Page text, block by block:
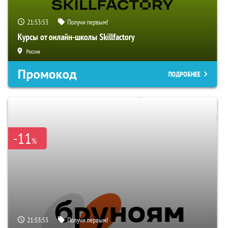
21:53:52 Получи первым!
Курсы от онлайн-школы Skillfactory
Россия
Промокод ПОДРОБНЕЕ
-11%
21:53:52 Получи первым!